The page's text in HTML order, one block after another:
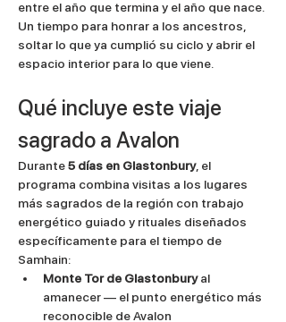
entre el año que termina y el año que nace.
Un tiempo para honrar a los ancestros,
soltar lo que ya cumplió su ciclo y abrir el
espacio interior para lo que viene.
Qué incluye este viaje
sagrado a Avalon
Durante 5 días en Glastonbury, el
programa combina visitas a los lugares
más sagrados de la región con trabajo
energético guiado y rituales diseñados
específicamente para el tiempo de
Samhain:
Monte Tor de Glastonbury al
amanecer — el punto energético más
reconocible de Avalon